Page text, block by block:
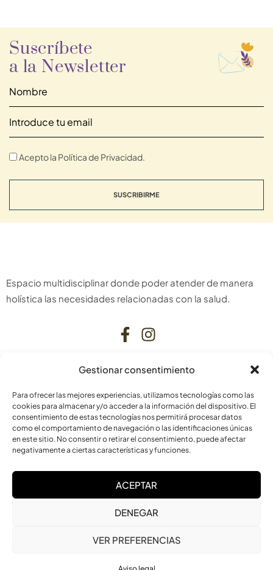
Gestionar consentimiento
Para ofrecer las mejores experiencias, utilizamos tecnologías como las
cookies para almacenar y/o acceder a la información del dispositivo. El
consentimiento de estas tecnologías nos permitirá procesar datos
como el comportamiento de navegación o las identificaciones únicas
en este sitio. No consentir o retirar el consentimiento, puede afectar
negativamente a ciertas características y funciones.
ACEPTAR
DENEGAR
VER PREFERENCIAS
Suscríbete
a la Newsletter
Acepto la Política de Privacidad.
SUSCRIBIRME
Espacio multidisciplinar donde poder atender de manera
holística las necesidades relacionadas con la salud.
C. Bardenas Reales, 11, bajo
31006 Pamplona
Navarra